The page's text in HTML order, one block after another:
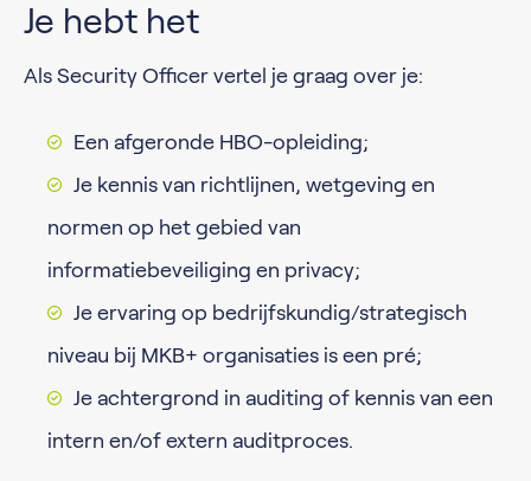
Je hebt het
Als Security Officer vertel je graag over je:
Een afgeronde HBO-opleiding;
Je kennis van richtlijnen, wetgeving en
normen op het gebied van
informatiebeveiliging en privacy;
Je ervaring op bedrijfskundig/strategisch
niveau bij MKB+ organisaties is een pré;
Je achtergrond in auditing of kennis van een
intern en/of extern auditproces.